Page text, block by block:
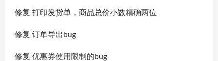
修复 打印发货单，商品总价小数精确两位
修复 订单导出bug
修复 优惠券使用限制的bug